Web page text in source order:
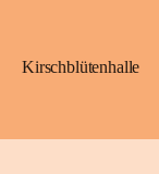
Kirschblütenhalle